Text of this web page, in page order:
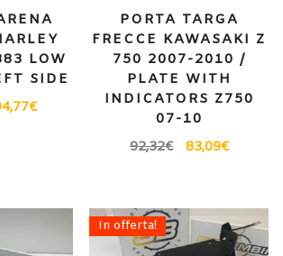
LOW
SIDE
€
PORTA TARGA
FRECCE KAWASAKI Z
750 2007-2010 /
PLATE WITH
INDICATORS Z750
07-10
92,32€ 83,09€
In offerta!